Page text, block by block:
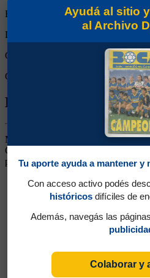
Empates:
Derrotas:
Goles de Boca:
Goles rivales:
Biografía de Rodolfo
Mediocampista. Surgido de las
Gimnasia, en donde hizo una gran
partidos jugados.
Ayudá al sitio
al Archivo
Tu aporte ayuda a mantener
Con acceso activo podés
históricos difíciles de
Además, navegás las
Colaborar y